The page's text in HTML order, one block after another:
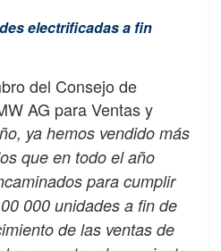
electrificadas a fin
del Consejo de
AG para Ventas y
ya hemos vendido más
que en todo el año
para cumplir
000 unidades a fin de
de las ventas de